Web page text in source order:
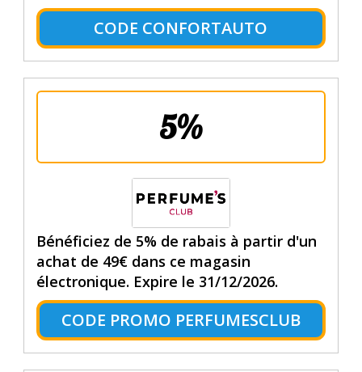
CODE CONFORTAUTO
5%
Bénéficiez de 5% de rabais à partir d'un
achat de 49€ dans ce magasin
électronique. Expire le 31/12/2026.
CODE PROMO PERFUMESCLUB